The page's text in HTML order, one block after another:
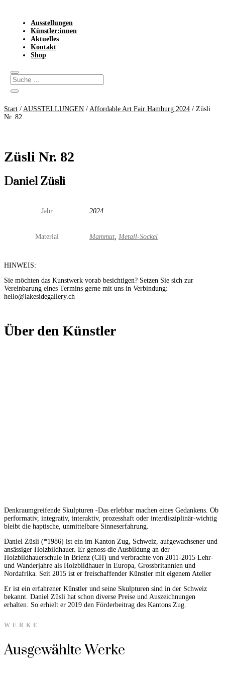
Ausstellungen
Künstler:innen
Aktuelles
Kontakt
Shop
Start / AUSSTELLUNGEN / Affordable Art Fair Hamburg 2024 / Züsli
Nr. 82
Züsli Nr. 82
Daniel Züsli
Jahr 2024
Material Mammut, Metall-Sockel
HINWEIS:
Sie möchten das Kunstwerk vorab besichtigen? Setzen Sie sich zur
Vereinbarung eines Termins gerne mit uns in Verbindung:
hello@lakesidegallery.ch
Über den Künstler
Denkraumgreifende Skulpturen -Das erlebbar machen eines Gedankens. Ob
performativ, integrativ, interaktiv, prozesshaft oder interdisziplinär-wichtig
bleibt die haptische, unmittelbare Sinneserfahrung.
Daniel Züsli (*1986) ist ein im Kanton Zug, Schweiz, aufgewachsener und
ansässiger Holzbildhauer. Er genoss die Ausbildung an der
Holzbildhauerschule in Brienz (CH) und verbrachte von 2011-2015 Lehr-
und Wanderjahre als Holzbildhauer in Europa, Grossbritannien und
Nordafrika. Seit 2015 ist er freischaffender Künstler mit eigenem Atelier
Er ist ein erfahrener Künstler und seine Skulpturen sind in der Schweiz
bekannt. Daniel Züsli hat schon diverse Preise und Auszeichnungen
erhalten. So erhielt er 2019 den Förderbeitrag des Kantons Zug.
WERKE
Ausgewählte Werke